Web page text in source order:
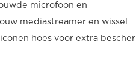
microfoon en
mediastreamer en wissel
hoes voor extra